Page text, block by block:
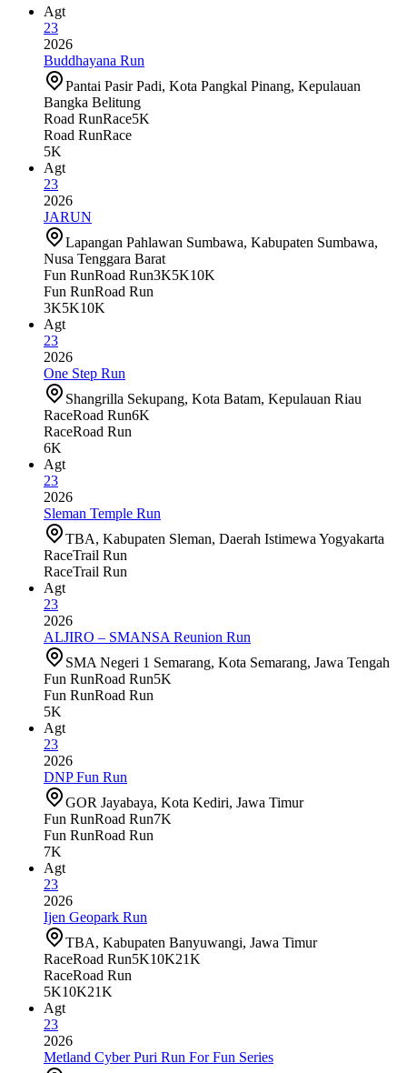
Agt
23
2026
Buddhayana Run
Pantai Pasir Padi, Kota Pangkal Pinang, Kepulauan
Bangka Belitung
Road RunRace5K
Road RunRace
5K
Agt
23
2026
JARUN
Lapangan Pahlawan Sumbawa, Kabupaten Sumbawa,
Nusa Tenggara Barat
Fun RunRoad Run3K5K10K
Fun RunRoad Run
3K5K10K
Agt
23
2026
One Step Run
Shangrilla Sekupang, Kota Batam, Kepulauan Riau
RaceRoad Run6K
RaceRoad Run
6K
Agt
23
2026
Sleman Temple Run
TBA, Kabupaten Sleman, Daerah Istimewa Yogyakarta
RaceTrail Run
RaceTrail Run
Agt
23
2026
ALJIRO – SMANSA Reunion Run
SMA Negeri 1 Semarang, Kota Semarang, Jawa Tengah
Fun RunRoad Run5K
Fun RunRoad Run
5K
Agt
23
2026
DNP Fun Run
GOR Jayabaya, Kota Kediri, Jawa Timur
Fun RunRoad Run7K
Fun RunRoad Run
7K
Agt
23
2026
Ijen Geopark Run
TBA, Kabupaten Banyuwangi, Jawa Timur
RaceRoad Run5K10K21K
RaceRoad Run
5K10K21K
Agt
23
2026
Metland Cyber Puri Run For Fun Series